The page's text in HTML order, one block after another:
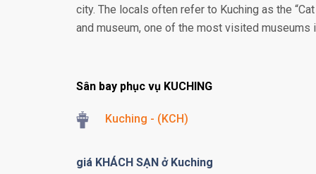
city. The locals often refer to Kuching as the
and museum, one of the most visited museums
Sân bay phục vụ KUCHING
Kuching - (KCH)
giá KHÁCH SẠN ở Kuching